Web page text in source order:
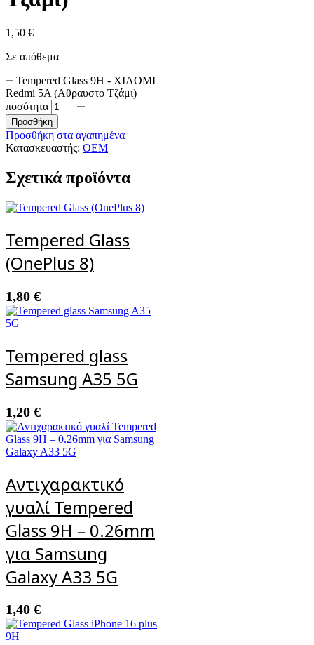
1,50 €
Σε απόθεμα
Tempered Glass 9H - XIAOMI
Redmi 5A (Αθραυστο Τζάμι)
ποσότητα
Προσθήκη
Προσθήκη στα αγαπημένα
Κατασκευαστής: OEM
Σχετικά προϊόντα
Tempered Glass
(OnePlus 8)
1,80 €
Tempered glass
Samsung A35 5G
1,20 €
Αντιχαρακτικό
γυαλί Tempered
Glass 9H – 0.26mm
για Samsung
Galaxy A33 5G
1,40 €